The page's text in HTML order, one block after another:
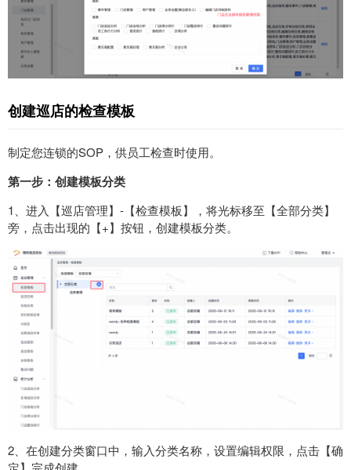
创建巡店的检查模板
制定您连锁的SOP，供员工检查时使用。
第一步： 创建模板分类
1、进入【巡店管理】-【检查模板】，将光标移至【全部分类】
旁，点击出现的【+】按钮，创建模板分类。
2、在创建分类窗口中，输入分类名称，设置编辑权限，点击【确